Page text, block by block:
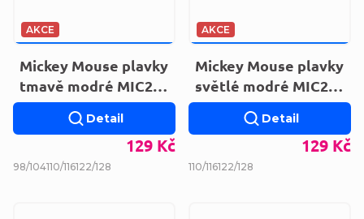
AKCE
Mickey Mouse plavky
tmavě modré MIC23-
0613
129 Kč
Detail
98/104110/116122/128
AKCE
Mickey Mouse plavky
světlé modré MIC23-
0613
129 Kč
Detail
110/116122/128